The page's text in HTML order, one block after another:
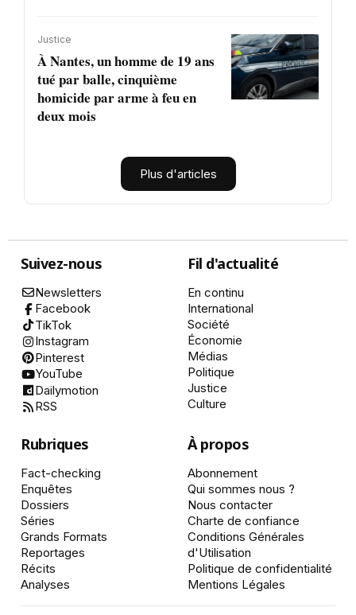
Justice
À Nantes, un homme de 19 ans
tué par balle, cinquième
homicide par arme à feu en
deux mois
Plus d'articles
Suivez-nous
Newsletters
Facebook
TikTok
Instagram
Pinterest
YouTube
Dailymotion
RSS
Fil d'actualité
En continu
International
Société
Économie
Médias
Politique
Justice
Culture
Rubriques
Fact-checking
Enquêtes
Dossiers
Séries
Grands Formats
Reportages
Récits
Analyses
À propos
Abonnement
Qui sommes nous ?
Nous contacter
Charte de confiance
Conditions Générales
d'Utilisation
Politique de confidentialité
Mentions Légales